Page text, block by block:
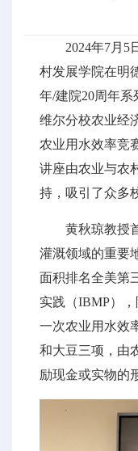
2024年7月5
村发展学院在明
年/建院20周年
维尔分校农业经
农业用水效率竞
讲座由农业与农
持，吸引了众多
黄秋琼教授
灌溉领域的重要
面积排名全美第
实践（IBMP）
一次农业用水效
和大豆三项，由
励现金或实物的